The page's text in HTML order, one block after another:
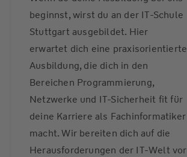
beginnst, wirst du an der IT-Schule
Stuttgart ausgebildet. Hier
erwartet dich eine praxisorientierte
Ausbildung, die dich in den
Bereichen Programmierung,
Netzwerke und IT-Sicherheit fit für
deine Karriere als Fachinformatiker
macht. Wir bereiten dich auf die
Herausforderungen der IT-Welt vor